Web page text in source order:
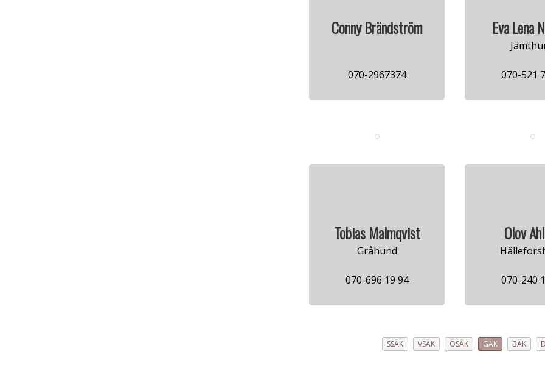
Conny Brändström
070-2967374
Eva Lena
070-521
Tobias Malmqvist
Gråhund
070-696 19 94
Olov
070-240
SSÄK VSÄK ÖSÄK GÄK BÄK